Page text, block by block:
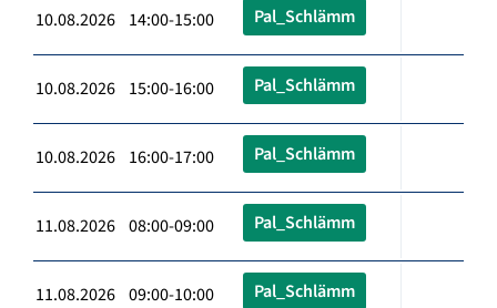
10.08.2026 14:00-15:00 Pal_Schlämm
10.08.2026 15:00-16:00 Pal_Schlämm
10.08.2026 16:00-17:00 Pal_Schlämm
11.08.2026 08:00-09:00 Pal_Schlämm
11.08.2026 09:00-10:00 Pal_Schlämm